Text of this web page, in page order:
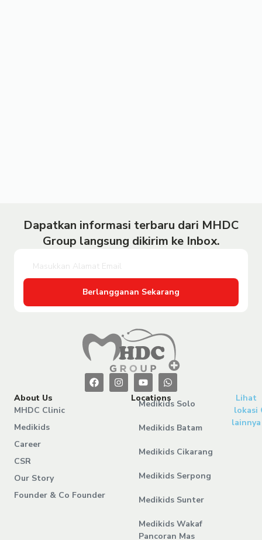
Dapatkan informasi terbaru dari MHDC
Group langsung dikirim ke Inbox.
Berlangganan Sekarang
About Us
MHDC Clinic
Medikids
Career
CSR
Our Story
Founder & Co Founder
Locations
Medikids Solo
Medikids Batam
Medikids Cikarang
Medikids Serpong
Medikids Sunter
Medikids Wakaf
Pancoran Mas
Lihat
lokasi
lainnya